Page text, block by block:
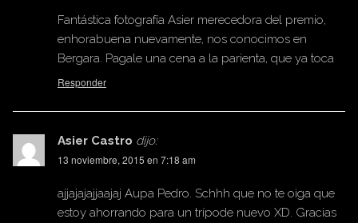
Fantástica fotografía Asier merecedora del premio,
enhorabuena nuevamente, nos conocimos en
Bergara. Pagale una cena a la parienta, que ya toca
Responder
Asier Castro dijo:
13 noviembre, 2015 en 7:18 am
ajjajajajjaajaj Aupa Pedro. Schhh que no te oiga que
estoy ahorrando para un trípode nuevo XD. Gracias